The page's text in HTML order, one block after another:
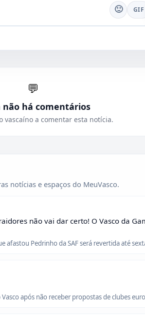
🙂 GIF
💬
não há comentários
vascaíno a comentar esta notícia.
notícias e espaços do MeuVasco.
não vai dar certo! O Vasco da
afastou Pedrinho da SAF será revertida até
após não receber propostas de clubes